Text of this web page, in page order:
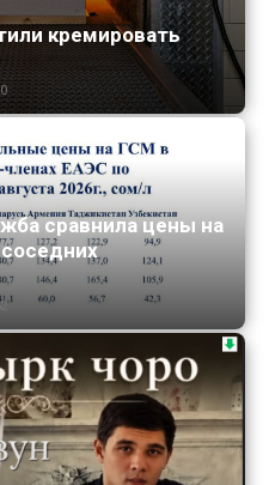
кремировать
сравнила цены на